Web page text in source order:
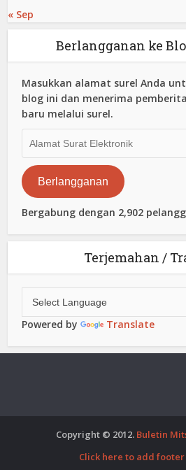
« Sep
Berlangganan ke
Masukkan alamat surel Anda
blog ini dan menerima
baru melalui surel.
Surat
Elektronik
Berlangganan
Bergabung dengan 2,902
Terjemahan /
Powered by Translate
Copyright © 2012. Buletin
Click here to add